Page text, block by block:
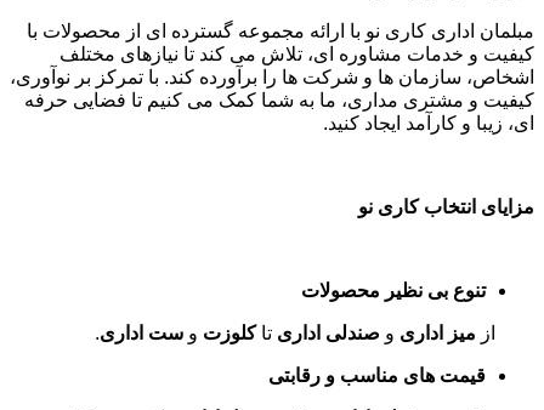
مبلمان اداری کاری نو با ارائه مجموعه گسترده ای از محصولات با
کیفیت و خدمات مشاوره ای، تلاش می کند تا نیازهای مختلف
اشخاص، سازمان ها و شرکت ها را برآورده کند. با تمرکز بر نوآوری،
کیفیت و مشتری مداری، ما به شما کمک می کنیم تا فضایی حرفه
ای، زیبا و کارآمد ایجاد کنید.
مزایای انتخاب کاری نو
تنوع بی نظیر محصولات
از میز اداری و صندلی اداری تاکلوزت و ست اداری.
قیمت های مناسب و رقابتی